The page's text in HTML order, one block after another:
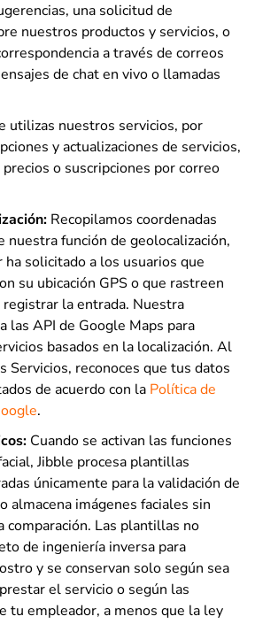
una solicitud de
nuestros productos y servicios, o
a través de correos
de chat en vivo o llamadas
utilizas nuestros servicios, por
y actualizaciones de servicios,
o suscripciones por correo
Recopilamos coordenadas
nuestra función de geolocalización,
solicitado a los usuarios que
su ubicación GPS o que rastreen
la entrada. Nuestra
las API de Google Maps para
basados en la localización. Al
Servicios, reconoces que tus datos
de acuerdo con la Política de
.
Cuando se activan las funciones
Jibble procesa plantillas
únicamente para la validación de
almacena imágenes faciales sin
comparación. Las plantillas no
de ingeniería inversa para
y se conservan solo según sea
el servicio o según las
tu empleador, a menos que la ley